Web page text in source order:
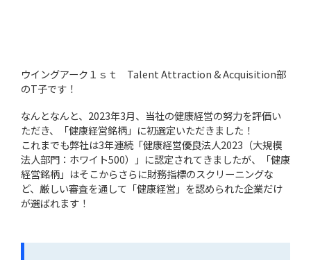
採用情報
情報配信登録
ウイングアーク１ｓｔ Talent Attraction & Acquisition部
のT子です！
なんとなんと、2023年3月、当社の健康経営の努力を評価い
ただき、「健康経営銘柄」に初選定いただきました！
これまでも弊社は3年連続「健康経営優良法人2023（大規模
法人部門：ホワイト500）」に認定されてきましたが、「健康
経営銘柄」はそこからさらに財務指標のスクリーニングな
ど、厳しい審査を通して「健康経営」を認められた企業だけ
が選ばれます！